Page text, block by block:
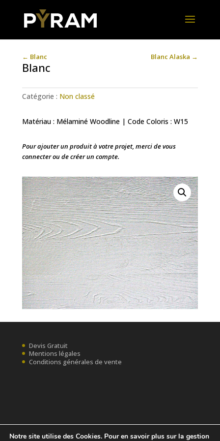
← Blanc Blanc Alaska →
Blanc
Catégorie : Non classé
Matériau : Mélaminé Woodline | Code Coloris : W15
Pour ajouter un produit à votre projet, merci de vous
connecter ou de créer un compte.
Devis Gratuit
Mentions légales
Conditions générales de vente
Notre site utilise des Cookies. Pour en savoir plus sur la gestion